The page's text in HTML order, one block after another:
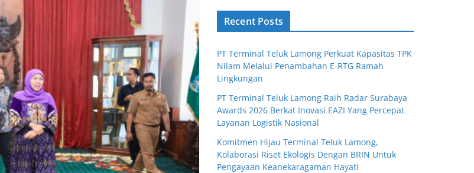
Recent Posts
PT Terminal Teluk Lamong Perkuat Kapasitas TPK
Nilam Melalui Penambahan E-RTG Ramah
Lingkungan
PT Terminal Teluk Lamong Raih Radar Surabaya
Awards 2026 Berkat Inovasi EAZI Yang Percepat
Layanan Logistik Nasional
Komitmen Hijau Terminal Teluk Lamong,
Kolaborasi Riset Ekologis Dengan BRIN Untuk
Pengayaan Keanekaragaman Hayati